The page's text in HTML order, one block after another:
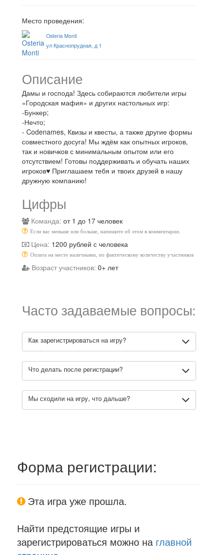
Место проведения:
Osteria Monti
ул Краснопрудная, д 1
Описание
Дамы и господа! Здесь собираются любители игры
«Городская мафия» и других настольных игр:
-Бункер;
-Нечто;
- Codenames, Квизы и квесты, а также другие формы
совместного досуга! Мы ждём как опытных игроков,
так и новичков с минимальным опытом или его
отсутствием! Готовы поддерживать и обучать наших
игроков♥️ Приглашаем тебя и твоих друзей в нашу
дружную компанию!
Цифры
Команда: от 1 до 17 человек
Если вас меньше или больше, напишите об этом в комментарии.
Цена: 1200 рублей с человека
Оплата на месте наличными, по фактическому количеству участников
Возраст участников: 0+ лет
Часто задаваемые вопросы:
Как зарегистрироваться на игру?
Что делать после регистрации?
Мы сходили на игру, что дальше?
Форма регистрации:
Эта игра уже прошла.
Найти предстоящие игры и
зарегистрироваться можно на главной